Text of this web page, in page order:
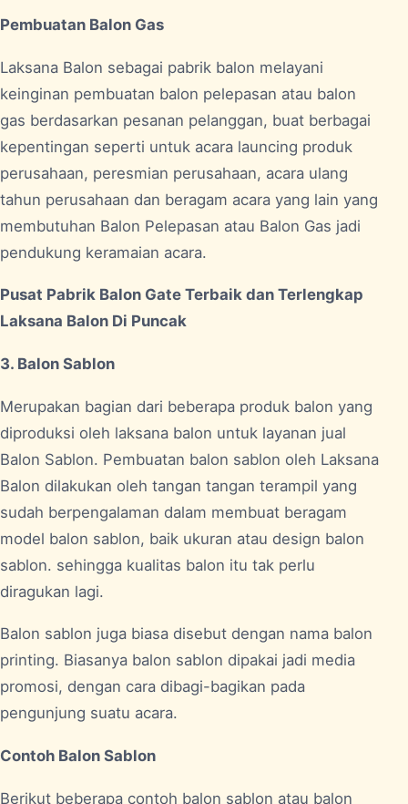
Pembuatan Balon Gas
Laksana Balon sebagai pabrik balon melayani
keinginan pembuatan balon pelepasan atau balon
gas berdasarkan pesanan pelanggan, buat berbagai
kepentingan seperti untuk acara launcing produk
perusahaan, peresmian perusahaan, acara ulang
tahun perusahaan dan beragam acara yang lain yang
membutuhan Balon Pelepasan atau Balon Gas jadi
pendukung keramaian acara.
Pusat Pabrik Balon Gate Terbaik dan Terlengkap
Laksana Balon Di Puncak
3. Balon Sablon
Merupakan bagian dari beberapa produk balon yang
diproduksi oleh laksana balon untuk layanan jual
Balon Sablon. Pembuatan balon sablon oleh Laksana
Balon dilakukan oleh tangan tangan terampil yang
sudah berpengalaman dalam membuat beragam
model balon sablon, baik ukuran atau design balon
sablon. sehingga kualitas balon itu tak perlu
diragukan lagi.
Balon sablon juga biasa disebut dengan nama balon
printing. Biasanya balon sablon dipakai jadi media
promosi, dengan cara dibagi-bagikan pada
pengunjung suatu acara.
Contoh Balon Sablon
Berikut beberapa contoh balon sablon atau balon